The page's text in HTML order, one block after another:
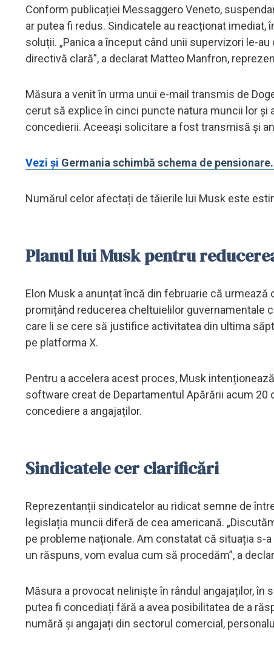
Conform publicației Messaggero Veneto,
ar putea fi redus. Sindicatele au reacționat
soluții. „Panica a început când unii supervizori le-
directivă clară”, a declarat Matteo Manfron,
Măsura a venit în urma unui e-mail transmis de
cerut să explice în cinci puncte natura muncii lor
concedierii. Aceeași solicitare a fost transmisă și
Vezi și Germania schimbă schema de
Numărul celor afectați de tăierile lui Musk este
Planul lui Musk pentru
Elon Musk a anunțat încă din februarie că
promițând reducerea cheltuielilor guvernamentale
care li se cere să justifice activitatea din ultima
pe platforma X.
Pentru a accelera acest proces, Musk
software creat de Departamentul Apărării acum
concediere a angajaților.
Sindicatele cer clarificări
Reprezentanții sindicatelor au ridicat semne de
legislația muncii diferă de cea americană.
pe probleme naționale. Am constatat că situația s-
un răspuns, vom evalua cum să procedăm”, a
Măsura a provocat neliniște în rândul angajaților,
putea fi concediați fără a avea posibilitatea de a
numără și angajați din sectorul comercial,